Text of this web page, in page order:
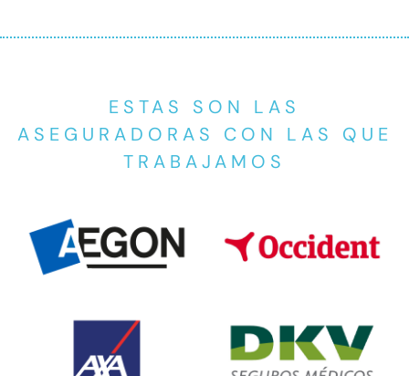
ESTAS SON LAS
ASEGURADORAS CON LAS QUE
TRABAJAMOS